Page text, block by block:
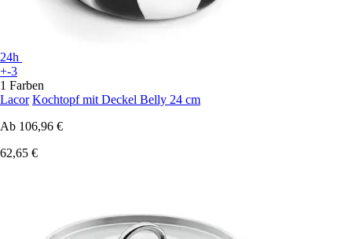
24h
+-3
1 Farben
Lacor Kochtopf mit Deckel Belly 24 cm
Ab 106,96 €
62,65 €